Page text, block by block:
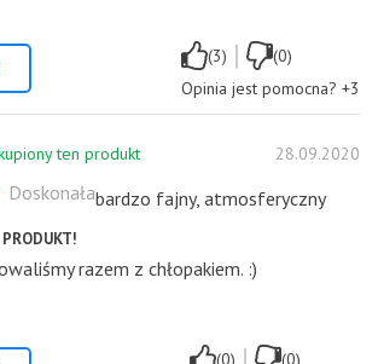
(3) |
(0)
Opinia jest pomocna? +3
ten produkt 28.09.2020
Doskonałabardzo fajny, atmosferyczny
razem z chłopakiem. :)
(0)
(0)